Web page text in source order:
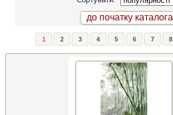
до початку каталога
1 2 3 4 5 6 7 8